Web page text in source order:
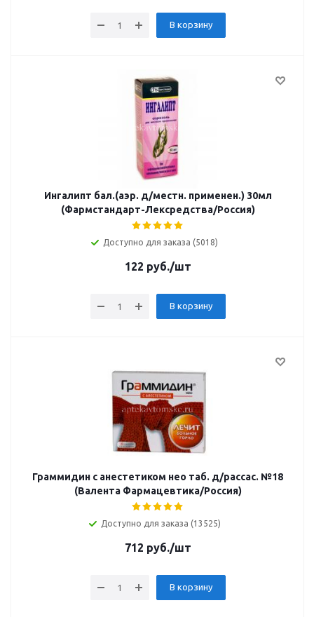
В корзину
Ингалипт бал.(аэр. д/местн. применен.) 30мл
(Фармстандарт-Лексредства/Россия)
Доступно для заказа (5018)
122 руб./шт
В корзину
Граммидин с анестетиком нео таб. д/рассас. №18
(Валента Фармацевтика/Россия)
Доступно для заказа (13525)
712 руб./шт
В корзину